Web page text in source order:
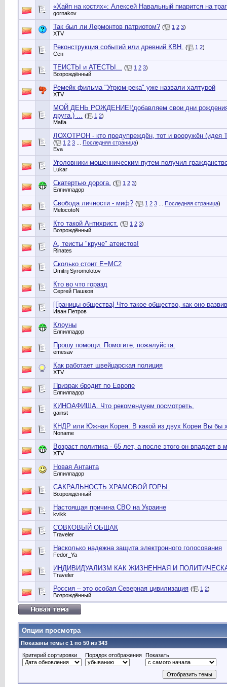
«Хайп на костях»: Алексей Навальный пиарится на
gornakov
Так был ли Лермонтов патриотом? ( 1 2 3)
XTV
Реконструкция событий или древний КВН. ( 1 2)
Сен
ТЕИСТЫ и АТЕСТЫ... ( 1 2 3)
Возрождённый
Ремейк фильма "Угрюм-река" уже назвали халтурой
XTV
МОЙ ДЕНЬ РОЖДЕНИЕ!(добавляем свои дни
друга.) ... ( 1 2)
Mafia
ЛОХОТРОН - кто предупреждён, тот и вооружён (идея
( 1 2 3 Последняя страница)
Eva
Уголовники мошенническим путем получил
Lukar
Скатертью дорога. ( 1 2 3)
Елпилпадор
Свобода личности - миф? ( 1 2 3 Последняя страница)
MelocotoN
Кто такой Антихрист. ( 1 2 3)
Возрождённый
А, теисты "круче" атеистов!
Rinates
Cколько стоит Е=МС2
Dmitrij Syromolotov
Кто во что горазд
Сергей Пашков
[Границы общества] Что такое общество, как оно
Иван Петров
Клоуны
Елпилпадор
Прошу помощи. Помогите, пожалуйста.
emesav
Как работает швейцарская полиция
XTV
Призрак бродит по Европе
Елпилпадор
КИНОАФИША. Что рекомендуем посмотреть.
gainst
КНДР или Южная Корея. В какой из двух Кореи Вы бы
Noname
Возраст политика - 65 лет, а после этого он впадает в
XTV
Новая Антанта
Елпилпадор
САКРАЛЬНОСТЬ ХРАМОВОЙ ГОРЫ.
Возрождённый
Настоящая причина СВО на Украине
kvikk
СОВКОВЫЙ ОБЩАК
Traveler
Насколько надежна защита электронного голосования
Fedor_Ya
ИНДИВИДУАЛИЗМ КАК ЖИЗНЕННАЯ И
Traveler
Россия – это особая Северная цивилизация ( 1 2)
Возрождённый
Опции просмотра
Показаны темы с 1 по 50 из 343
Критерий сортировки
Порядок отображения Показать